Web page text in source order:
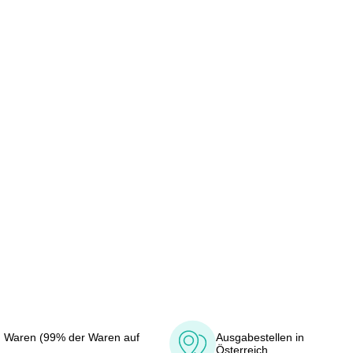
(99% der Waren auf
Ausgabestellen in
Österreich